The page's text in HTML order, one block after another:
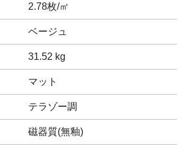
2.78枚/㎡
ベージュ
31.52 kg
マット
テラゾー調
磁器質(無釉)